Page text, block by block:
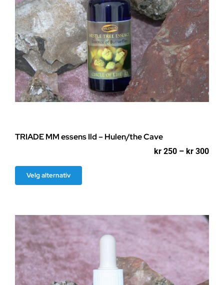
TRIADE MM essens Ild – Hulen/the Cave
kr 250 – kr 300
Velg alternativ
produktet
Alternativene
velges
på